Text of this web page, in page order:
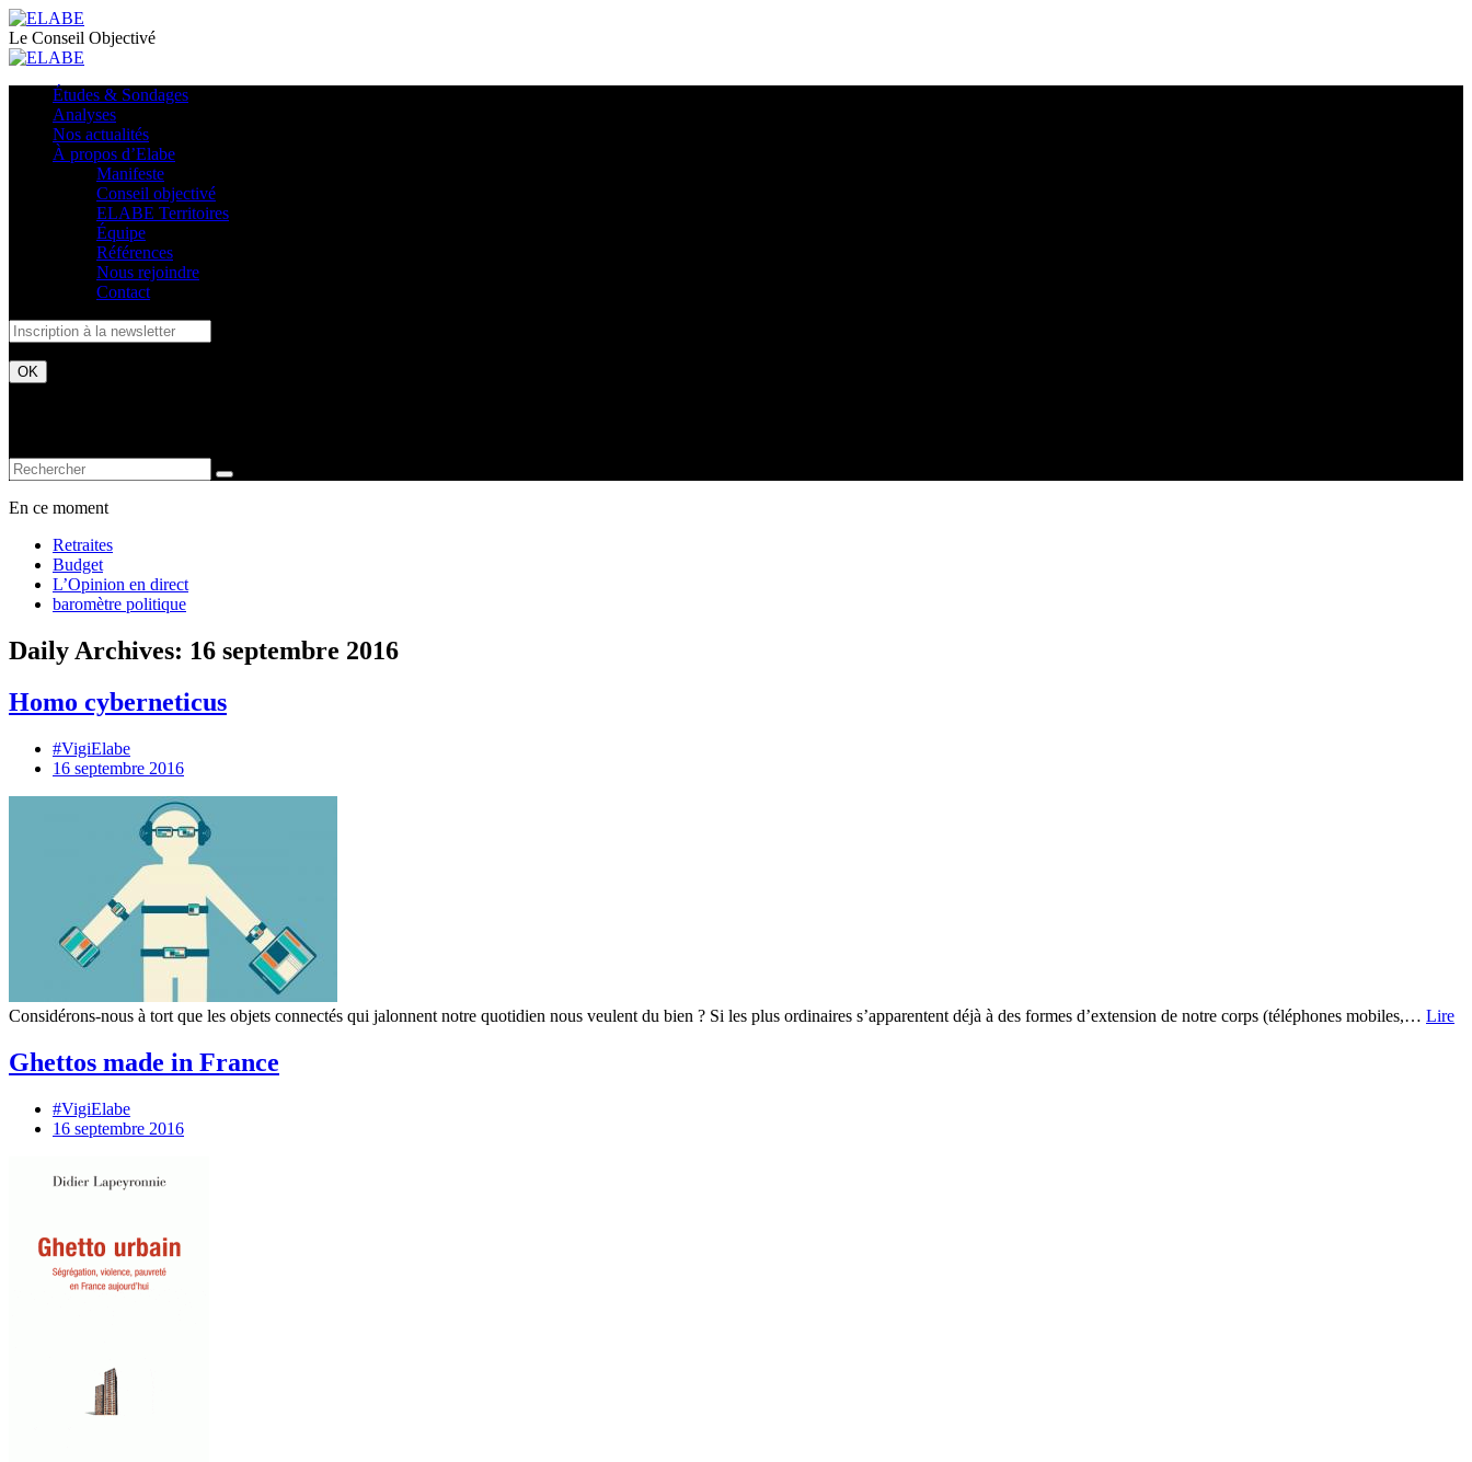
Le Conseil Objectivé
Études & Sondages
Analyses
Nos actualités
À propos d’Elabe
Manifeste
Conseil objectivé
ELABE Territoires
Équipe
Références
Nous rejoindre
Contact
En ce moment
Retraites
Budget
L’Opinion en direct
baromètre politique
Daily Archives: 16 septembre 2016
Homo cyberneticus
#VigiElabe
16 septembre 2016
Considérons-nous à tort que les objets connectés qui jalonnent notre quotidien nous veulent du bien ? Si les plus ordinaires s’apparentent déjà à des formes d’extension de notre corps (téléphones mobiles,… Lire
Ghettos made in France
#VigiElabe
16 septembre 2016